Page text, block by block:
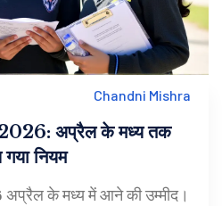
Chandni Mishra
2026: अप्रैल के मध्य तक
नियम
अप्रैल के मध्य में आने की उम्मीद।